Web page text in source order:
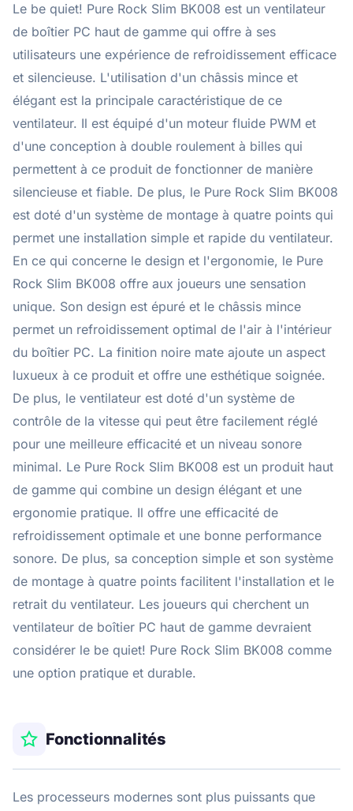
Le be quiet! Pure Rock Slim BK008 est un ventilateur
de boîtier PC haut de gamme qui offre à ses
utilisateurs une expérience de refroidissement efficace
et silencieuse. L'utilisation d'un châssis mince et
élégant est la principale caractéristique de ce
ventilateur. Il est équipé d'un moteur fluide PWM et
d'une conception à double roulement à billes qui
permettent à ce produit de fonctionner de manière
silencieuse et fiable. De plus, le Pure Rock Slim BK008
est doté d'un système de montage à quatre points qui
permet une installation simple et rapide du ventilateur.
En ce qui concerne le design et l'ergonomie, le Pure
Rock Slim BK008 offre aux joueurs une sensation
unique. Son design est épuré et le châssis mince
permet un refroidissement optimal de l'air à l'intérieur
du boîtier PC. La finition noire mate ajoute un aspect
luxueux à ce produit et offre une esthétique soignée.
De plus, le ventilateur est doté d'un système de
contrôle de la vitesse qui peut être facilement réglé
pour une meilleure efficacité et un niveau sonore
minimal. Le Pure Rock Slim BK008 est un produit haut
de gamme qui combine un design élégant et une
ergonomie pratique. Il offre une efficacité de
refroidissement optimale et une bonne performance
sonore. De plus, sa conception simple et son système
de montage à quatre points facilitent l'installation et le
retrait du ventilateur. Les joueurs qui cherchent un
ventilateur de boîtier PC haut de gamme devraient
considérer le be quiet! Pure Rock Slim BK008 comme
une option pratique et durable.
Fonctionnalités
Les processeurs modernes sont plus puissants que